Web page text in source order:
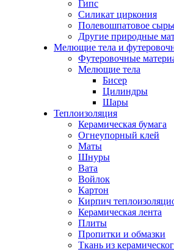
Гипс
Силикат циркония
Полевошпатовое
Другие природные
Мелющие тела и
Футеровочные
Мелющие тела
Бисер
Цилиндры
Шары
Теплоизоляция
Керамическая бумага
Огнеупорный клей
Маты
Шнуры
Вата
Войлок
Картон
Кирпич
Керамическая лента
Плиты
Пропитки и обмазки
Ткань из